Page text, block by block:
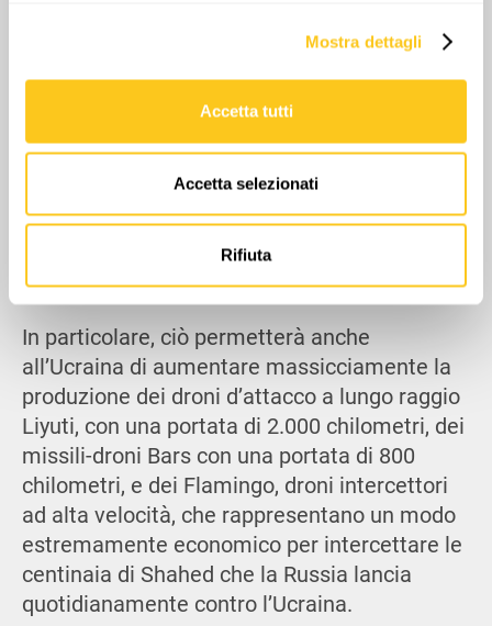
sezione dettagli. Puoi
Utilizziamo i cookie per personalizzare contenuti ed
analizzare il nostro traffico. Condividiamo inoltre
informazioni sul modo in cui utilizzi il nostro sito con i
nostri partner che si occupano di analisi dei dati web,
Mostra dettagli
Accetta tutti
Accetta selezionati
Rifiuta
In particolare, ciò permetterà anche
all’Ucraina di aumentare massicciamente la
produzione dei droni d’attacco a lungo raggio
Liyuti, con una portata di 2.000 chilometri, dei
missili-droni Bars con una portata di 800
chilometri, e dei Flamingo, droni intercettori
ad alta velocità, che rappresentano un modo
estremamente economico per intercettare le
centinaia di Shahed che la Russia lancia
quotidianamente contro l’Ucraina.